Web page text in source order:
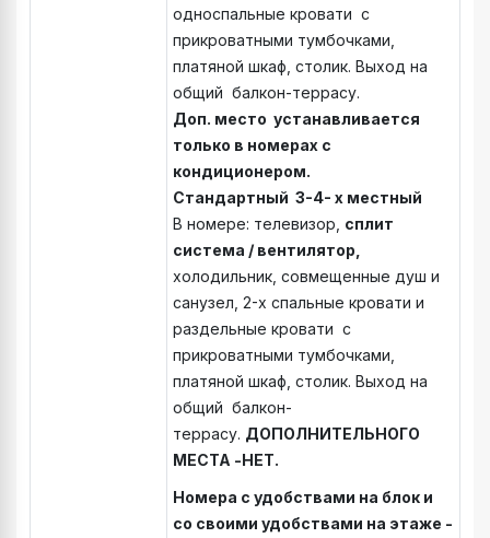
односпальные кровати с
прикроватными тумбочками,
платяной шкаф, столик. Выход на
общий балкон-террасу.
Доп. место устанавливается
только в номерах с
кондиционером.
Стандартный 3-4- х местный
В номере: телевизор, сплит
система / вентилятор,
холодильник, совмещенные душ и
санузел, 2-х спальные кровати и
раздельные кровати с
прикроватными тумбочками,
платяной шкаф, столик. Выход на
общий балкон-
террасу. ДОПОЛНИТЕЛЬНОГО
МЕСТА -НЕТ.
Номера с удобствами на блок и
со своими удобствами на этаже -